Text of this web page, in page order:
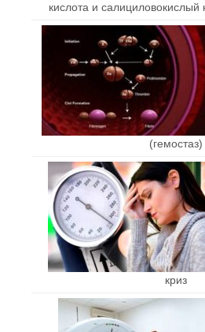
кислота и салициловокислый
(гемостаз)
криз